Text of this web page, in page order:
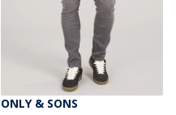
ONLY & SONS